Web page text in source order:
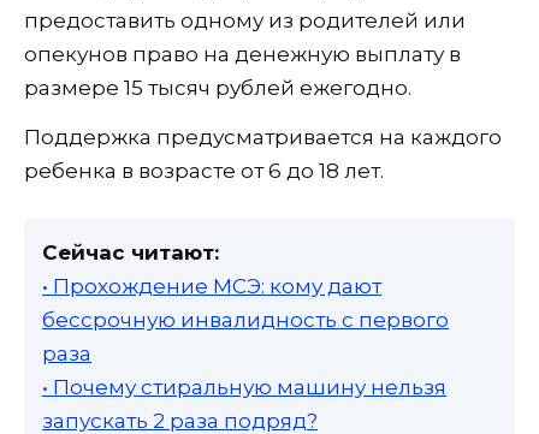
предоставить одному из родителей или
опекунов право на денежную выплату в
размере 15 тысяч рублей ежегодно.
Поддержка предусматривается на каждого
ребенка в возрасте от 6 до 18 лет.
Сейчас читают:
• Прохождение МСЭ: кому дают
бессрочную инвалидность с первого
раза
• Почему стиральную машину нельзя
запускать 2 раза подряд?